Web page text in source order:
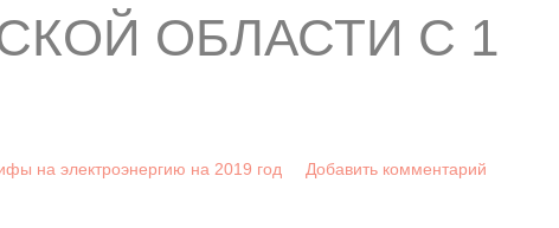
ОБЛАСТИ С 1
на электроэнергию на 2019 год Добавить комментарий